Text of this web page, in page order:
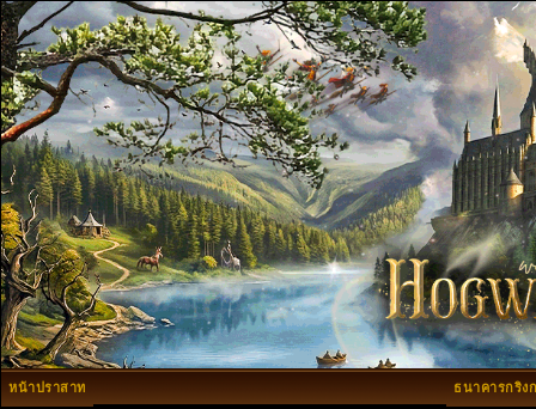
หน้าปราสาท ธนาคารกริง